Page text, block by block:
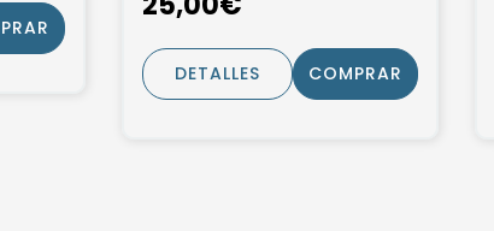
DETALLES COMPRAR